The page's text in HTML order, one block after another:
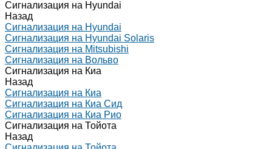
Сигнализация на Hyundai
Назад
Сигнализация на Hyundai
Сигнализация на Hyundai Solaris
Сигнализация на Mitsubishi
Сигнализация на Вольво
Сигнализация на Киа
Назад
Сигнализация на Киа
Сигнализация на Киа Cид
Сигнализация на Киа Рио
Сигнализация на Тойота
Назад